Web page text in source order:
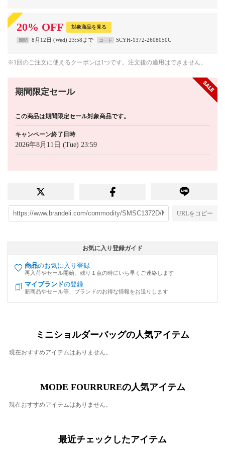
20% OFF 対象商品を見る
期間 8月12日 (Wed) 23:58まで コード SCYH-1372-2608050C
※1回のご注文に使えるクーポンは1つです。注文後の適用はできません。
期間限定セール
この商品は期間限定セール対象商品です。
キャンペーン終了日時
2026年8月11日 (Tue) 23:59
URLをコピー
お気に入り登録ガイド
商品のお気に入り登録
再入荷やセール開始、残り１点の時にいち早くご連絡します
マイブランドの登録
新商品やセール等、ブランドのお得な情報をお送りします
ミニショルダーバッグの人気アイテム
現在おすすめアイテムはありません。
MODE FOURRUREの人気アイテム
現在おすすめアイテムはありません。
最近チェックしたアイテム